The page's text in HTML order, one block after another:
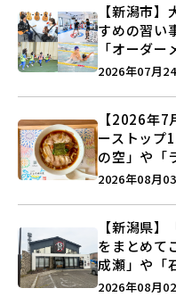
【新潟市
すめの習い
「オーダ
キックボク
2026年07月
【2026年
ーストップ
の空」や「
注目記事を
2026年08月
【新潟県
をまとめて
成瀬」や「
営業に幕…
2026年08月